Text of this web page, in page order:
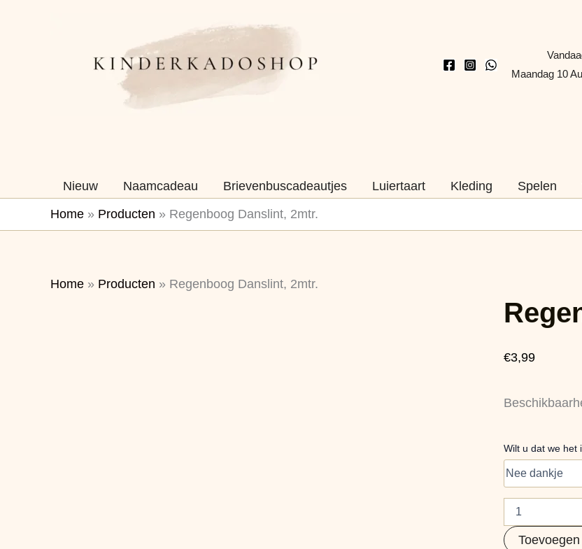
Maandag 10
Nieuw Naamcadeau Brievenbuscadeautjes Luiertaart Kleding Spelen
Home » Producten » Regenboog Danslint, 2mtr.
Home » Producten » Regenboog Danslint, 2mtr.
€3,99
Wilt u dat we het
2mtr.
aantal